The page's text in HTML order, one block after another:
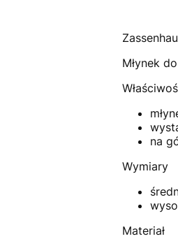
Młynek
na
Wymiary
Materiał